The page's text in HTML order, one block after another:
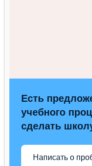
Есть
учебного
сделать
Написать о